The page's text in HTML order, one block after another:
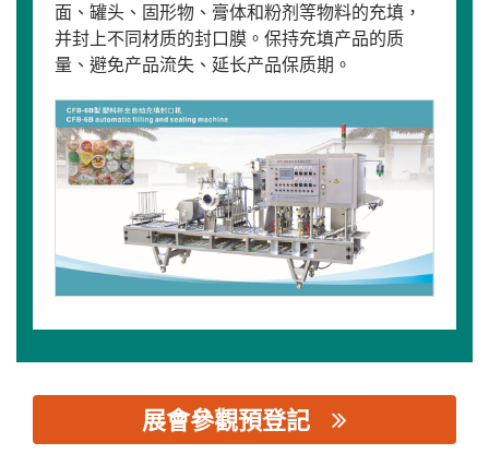
面、罐头、固形物、膏体和粉剂等物料的充填，
并封上不同材质的封口膜。保持充填产品的质
量、避免产品流失、延长产品保质期。
展會參觀預登記